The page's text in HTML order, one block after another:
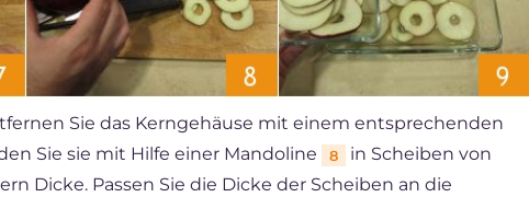
Sie das Kerngehäuse mit einem entsprechenden
Sie sie mit Hilfe einer Mandoline 8
in Scheiben von
Dicke. Passen Sie die Dicke der Scheiben an die